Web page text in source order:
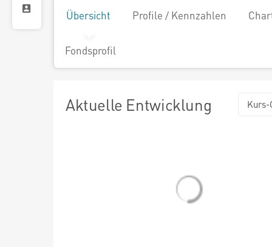
Übersicht Profile / Kennzahlen
Fondsprofil
Aktuelle Entwicklung Kurs-